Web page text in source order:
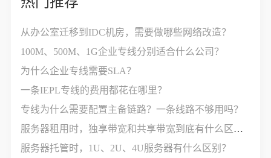
从办公室迁移到IDC机房，需要做哪些网络改造？
100M、500M、1G企业专线分别适合什么公司？
为什么企业专线需要SLA？
一条IEPL专线的费用都花在哪里？
专线为什么需要配置主备链路？一条线路不够用吗？
服务器租用时，独享带宽和共享带宽到底有什么区别？
服务器托管时，1U、2U、4U服务器有什么区别？